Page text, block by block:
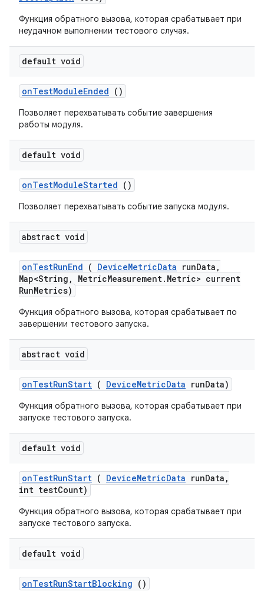
Функция обратного вызова, которая срабатывает при
неудачном выполнении тестового случая.
default void
onTestModuleEnded ()
Позволяет перехватывать событие завершения
работы модуля.
default void
onTestModuleStarted ()
Позволяет перехватывать событие запуска модуля.
abstract void
onTestRunEnd ( DeviceMetricData runData ,
Map<String , MetricMeasurement. Metric> current
RunMetrics)
Функция обратного вызова, которая срабатывает по
завершении тестового запуска.
abstract void
onTestRunStart ( DeviceMetricData runData)
Функция обратного вызова, которая срабатывает при
запуске тестового запуска.
default void
onTestRunStart ( DeviceMetricData runData ,
int testCount)
Функция обратного вызова, которая срабатывает при
запуске тестового запуска.
default void
onTestRunStartBlocking ()